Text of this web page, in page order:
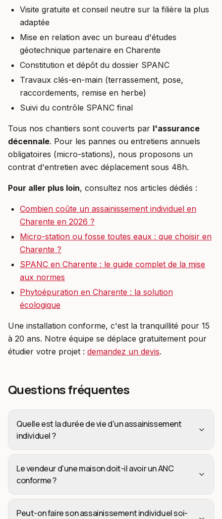
Visite gratuite et conseil neutre sur la filière la plus
adaptée
Mise en relation avec un bureau d'études
géotechnique partenaire en Charente
Constitution et dépôt du dossier SPANC
Travaux clés-en-main (terrassement, pose,
raccordements, remise en herbe)
Suivi du contrôle SPANC final
Tous nos chantiers sont couverts par l'assurance
décennale. Pour les pannes ou entretiens annuels
obligatoires (micro-stations), nous proposons un
contrat d'entretien avec déplacement sous 48h.
Pour aller plus loin, consultez nos articles dédiés :
Combien coûte un assainissement individuel en
Charente en 2026 ?
Micro-station ou fosse toutes eaux : que choisir en
Charente ?
SPANC en Charente : le guide complet de la mise
aux normes
Phytoépuration en Charente : la solution
écologique
Une installation conforme, c'est la tranquillité pour 15
à 20 ans. Notre équipe se déplace gratuitement pour
étudier votre projet : demandez un devis.
Questions fréquentes
Quelle est la durée de vie d'un assainissement
individuel ?
Le vendeur d'une maison doit-il avoir un ANC
conforme ?
Peut-on faire son assainissement individuel soi-